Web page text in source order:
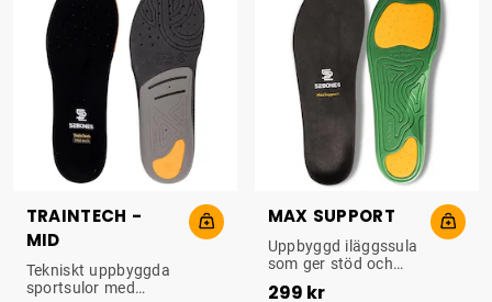
TRAINTECH -
MID
UPPBYGGD SULA
Tekniskt uppbyggda
sportsulor med
MAX SUPPORT
STÖTDÄMPANDE SULA
Uppbyggd iläggssula
som ger stöd och
foten. Passar i
Pris:299 kr
299 kr